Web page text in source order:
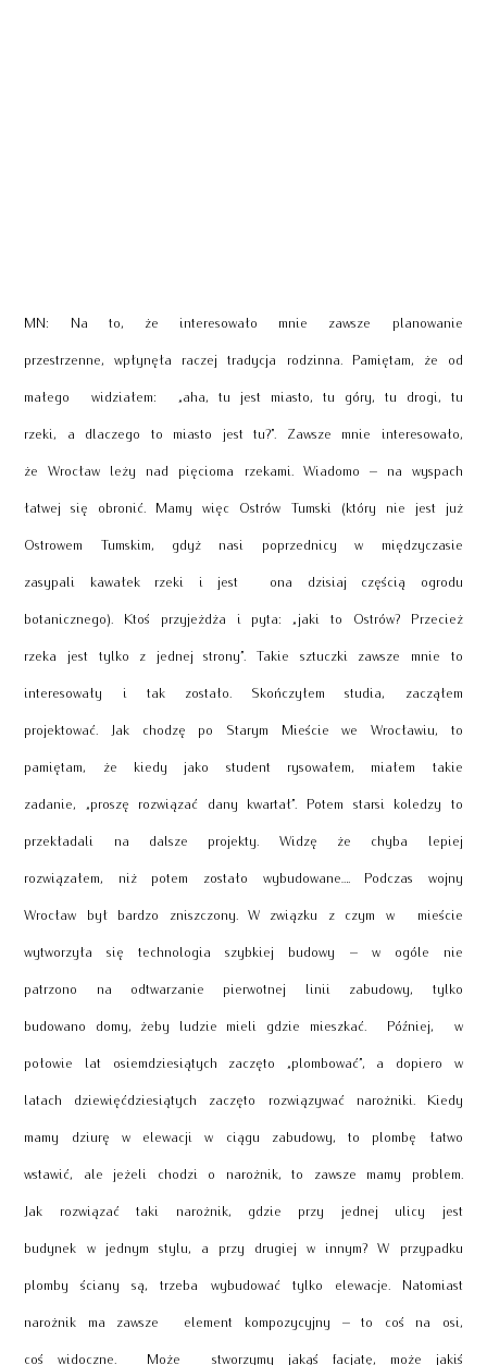
MN: Na to, że interesowało mnie zawsze planowanie
przestrzenne, wpłynęła raczej tradycja rodzinna. Pamiętam, że od
małego widziałem: „aha, tu jest miasto, tu góry, tu drogi, tu
rzeki, a dlaczego to miasto jest tu?”. Zawsze mnie interesowało,
że Wrocław leży nad pięcioma rzekami. Wiadomo – na wyspach
łatwej się obronić. Mamy więc Ostrów Tumski (który nie jest już
Ostrowem Tumskim, gdyż nasi poprzednicy w międzyczasie
zasypali kawałek rzeki i jest ona dzisiaj częścią ogrodu
botanicznego). Ktoś przyjeżdża i pyta: „jaki to Ostrów? Przecież
rzeka jest tylko z jednej strony”. Takie sztuczki zawsze mnie to
interesowały i tak zostało. Skończyłem studia, zacząłem
projektować. Jak chodzę po Starym Mieście we Wrocławiu, to
pamiętam, że kiedy jako student rysowałem, miałem takie
zadanie, „proszę rozwiązać dany kwartał”. Potem starsi koledzy to
przekładali na dalsze projekty. Widzę że chyba lepiej
rozwiązałem, niż potem zostało wybudowane…. Podczas wojny
Wrocław był bardzo zniszczony. W związku z czym w mieście
wytworzyła się technologia szybkiej budowy – w ogóle nie
patrzono na odtwarzanie pierwotnej linii zabudowy, tylko
budowano domy, żeby ludzie mieli gdzie mieszkać. Później, w
połowie lat osiemdziesiątych zaczęto „plombować”, a dopiero w
latach dziewięćdziesiątych zaczęto rozwiązywać narożniki. Kiedy
mamy dziurę w elewacji w ciągu zabudowy, to plombę łatwo
wstawić, ale jeżeli chodzi o narożnik, to zawsze mamy problem.
Jak rozwiązać taki narożnik, gdzie przy jednej ulicy jest
budynek w jednym stylu, a przy drugiej w innym? W przypadku
plomby ściany są, trzeba wybudować tylko elewacje. Natomiast
narożnik ma zawsze element kompozycyjny – to coś na osi,
coś widoczne. Może stworzymy jakąś facjatę, może jakiś